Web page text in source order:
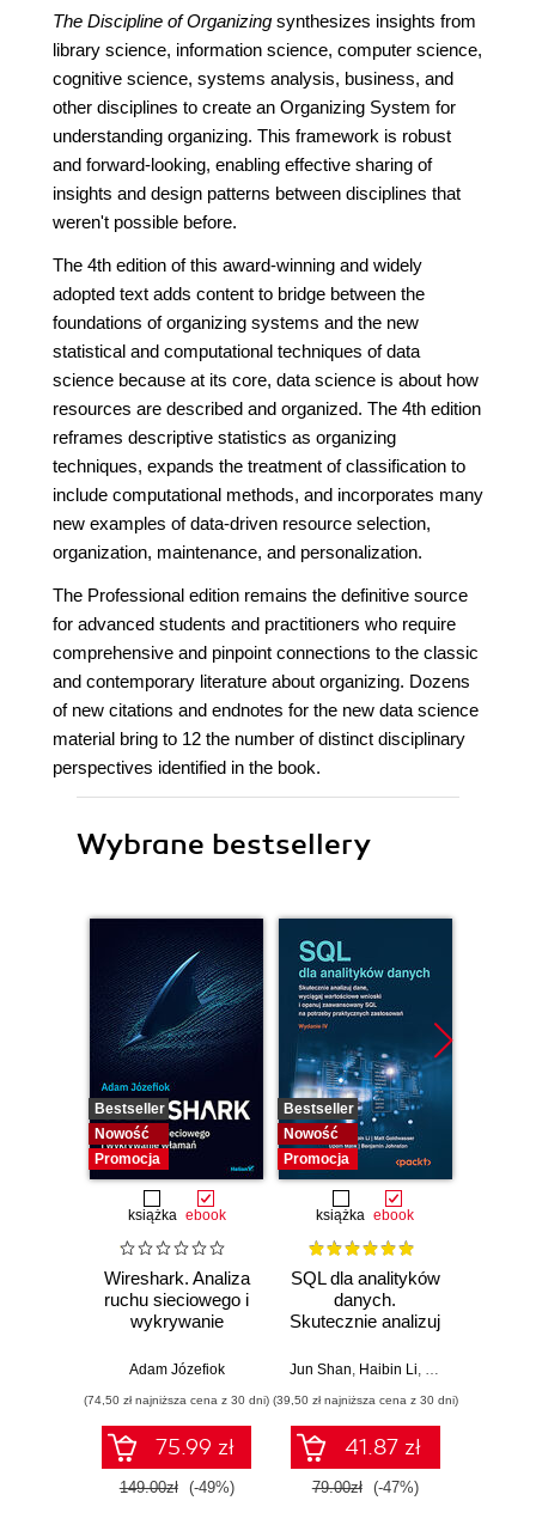
The Discipline of Organizing synthesizes insights from
library science, information science, computer science,
cognitive science, systems analysis, business, and
other disciplines to create an Organizing System for
understanding organizing. This framework is robust
and forward-looking, enabling effective sharing of
insights and design patterns between disciplines that
weren't possible before.
The 4th edition of this award-winning and widely
adopted text adds content to bridge between the
foundations of organizing systems and the new
statistical and computational techniques of data
science because at its core, data science is about how
resources are described and organized. The 4th edition
reframes descriptive statistics as organizing
techniques, expands the treatment of classification to
include computational methods, and incorporates many
new examples of data-driven resource selection,
organization, maintenance, and personalization.
The Professional edition remains the definitive source
for advanced students and practitioners who require
comprehensive and pinpoint connections to the classic
and contemporary literature about organizing. Dozens
of new citations and endnotes for the new data science
material bring to 12 the number of distinct disciplinary
perspectives identified in the book.
Wybrane bestsellery
Bestseller
Nowość
Promocja
książka ebook
Wireshark. Analiza
ruchu sieciowego i
wykrywanie
Adam Józefiok
(74,50 zł najniższa cena z 30 dni)
75.99 zł
149.00zł (-49%)
Bestseller
Nowość
Promocja
książka ebook
SQL dla analityków
danych.
Skutecznie analizuj
wartościowe
zaawansowany
SQL na potrzeby
praktycznych
zastosowań.
Wydanie IV
Jun Shan, Haibin Li, Matt Goldwasser
(39,50 zł najniższa cena z 30 dni)
41.87 zł
79.00zł (-47%)